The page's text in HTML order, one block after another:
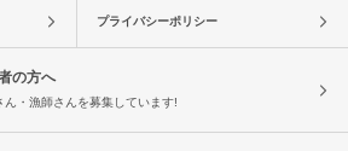
プライバシーポリシー
の方へ
ん・漁師さんを募集しています!